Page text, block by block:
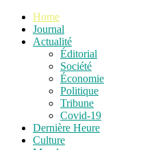
Home
Journal
Actualité
Éditorial
Société
Économie
Politique
Tribune
Covid-19
Dernière Heure
Culture